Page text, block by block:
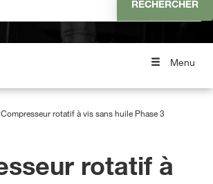
Menu
Compresseur rotatif à vis sans huile Phase 3
rotatif à